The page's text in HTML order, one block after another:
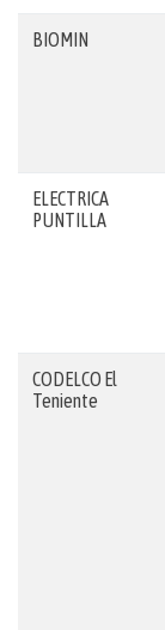
BIOMIN
ELECTRICA
PUNTILLA
CODELCO El
Teniente